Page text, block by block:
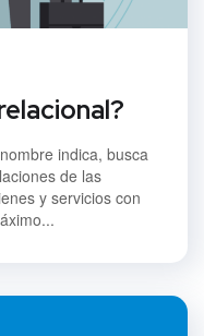
indica, busca
de las
y servicios con